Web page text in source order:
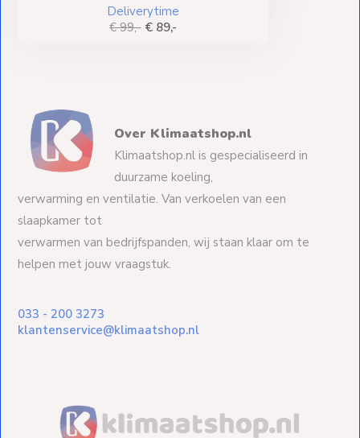
Deliverytime
€ 99,- € 89,-
Over Klimaatshop.nl
Klimaatshop.nl is gespecialiseerd in
duurzame koeling,
verwarming en ventilatie. Van verkoelen van een
slaapkamer tot
verwarmen van bedrijfspanden, wij staan klaar om te
helpen met jouw vraagstuk.
033 - 200 3273
klantenservice@klimaatshop.nl